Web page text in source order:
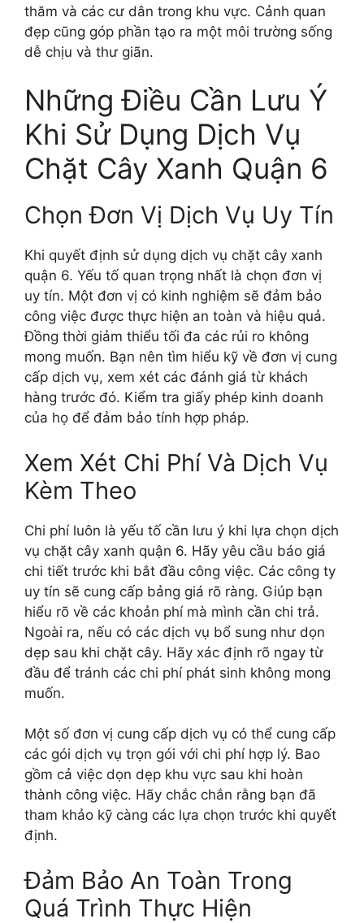
thăm và các cư dân trong khu vực. Cảnh quan
đẹp cũng góp phần tạo ra một môi trường sống
dễ chịu và thư giãn.
Những Điều Cần Lưu Ý
Khi Sử Dụng Dịch Vụ
Chặt Cây Xanh Quận 6
Chọn Đơn Vị Dịch Vụ Uy Tín
Khi quyết định sử dụng dịch vụ chặt cây xanh
quận 6. Yếu tố quan trọng nhất là chọn đơn vị
uy tín. Một đơn vị có kinh nghiệm sẽ đảm bảo
công việc được thực hiện an toàn và hiệu quả.
Đồng thời giảm thiểu tối đa các rủi ro không
mong muốn. Bạn nên tìm hiểu kỹ về đơn vị cung
cấp dịch vụ, xem xét các đánh giá từ khách
hàng trước đó. Kiểm tra giấy phép kinh doanh
của họ để đảm bảo tính hợp pháp.
Xem Xét Chi Phí Và Dịch Vụ
Kèm Theo
Chi phí luôn là yếu tố cần lưu ý khi lựa chọn dịch
vụ chặt cây xanh quận 6. Hãy yêu cầu báo giá
chi tiết trước khi bắt đầu công việc. Các công ty
uy tín sẽ cung cấp bảng giá rõ ràng. Giúp bạn
hiểu rõ về các khoản phí mà mình cần chi trả.
Ngoài ra, nếu có các dịch vụ bổ sung như dọn
dẹp sau khi chặt cây. Hãy xác định rõ ngay từ
đầu để tránh các chi phí phát sinh không mong
muốn.
Một số đơn vị cung cấp dịch vụ có thể cung cấp
các gói dịch vụ trọn gói với chi phí hợp lý. Bao
gồm cả việc dọn dẹp khu vực sau khi hoàn
thành công việc. Hãy chắc chắn rằng bạn đã
tham khảo kỹ càng các lựa chọn trước khi quyết
định.
Đảm Bảo An Toàn Trong
Quá Trình Thực Hiện